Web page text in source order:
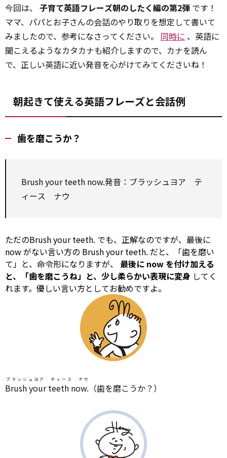
今回は、 子育て英語フレーズ朝のしたく編の第2弾 です！
ママ、パパとお子さんの会話のやり取りを想定して書いて
みましたので、参考になさってください。 同時に 、英語に
聞こえるようなカタカナも紹介しますので、カナを読ん
で、正しい英語に近い発音を心がけてみてくださいね！
朝起きて使える英語フレーズと会話例
歯を磨こうか？
Brush your teeth now.発音：ブラッシュヨア テ
ィース ナウ
ただのBrush your teeth. でも、正解なのですが、最後に
now がない言い方の Brush your teeth. だと、「歯を磨い
て」と、命令形になりますが、 最後に now を付け加える
と、「歯を磨こうね」と、少し柔らかい表現に変身 してく
れます。優しい言い方としてお勧めですよ。
Brush your teeth now.
ブラッシュヨア ティース ナウ
（歯を磨こうか？）